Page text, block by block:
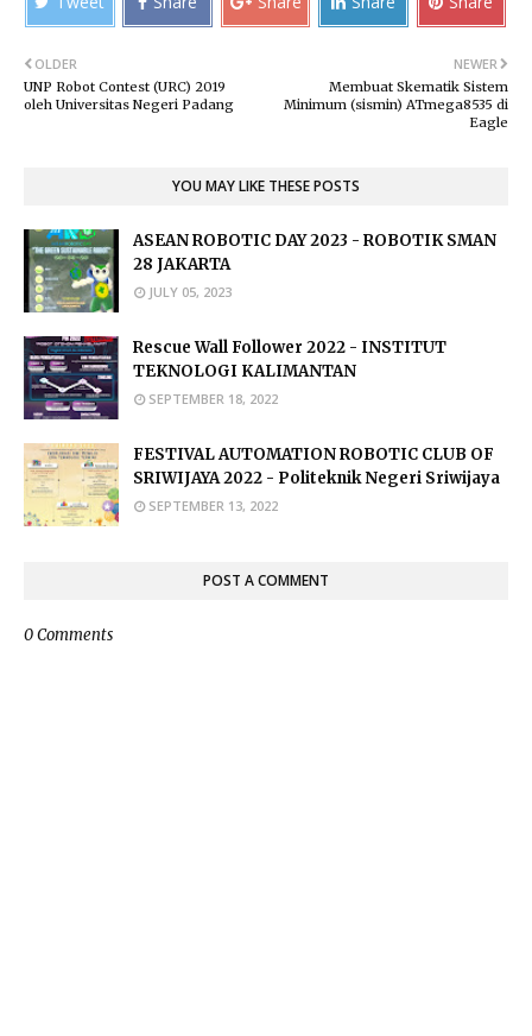
NEWER
Membuat Skematik Sistem
Minimum (sismin) ATmega8535 di
Eagle
OLDER
UNP Robot Contest (URC) 2019
oleh Universitas Negeri Padang
YOU MAY LIKE THESE POSTS
ASEAN ROBOTIC DAY 2023 - ROBOTIK SMAN
28 JAKARTA
JULY 05, 2023
Rescue Wall Follower 2022 - INSTITUT
TEKNOLOGI KALIMANTAN
SEPTEMBER 18, 2022
FESTIVAL AUTOMATION ROBOTIC CLUB OF
SRIWIJAYA 2022 - Politeknik Negeri Sriwijaya
SEPTEMBER 13, 2022
POST A COMMENT
0 Comments